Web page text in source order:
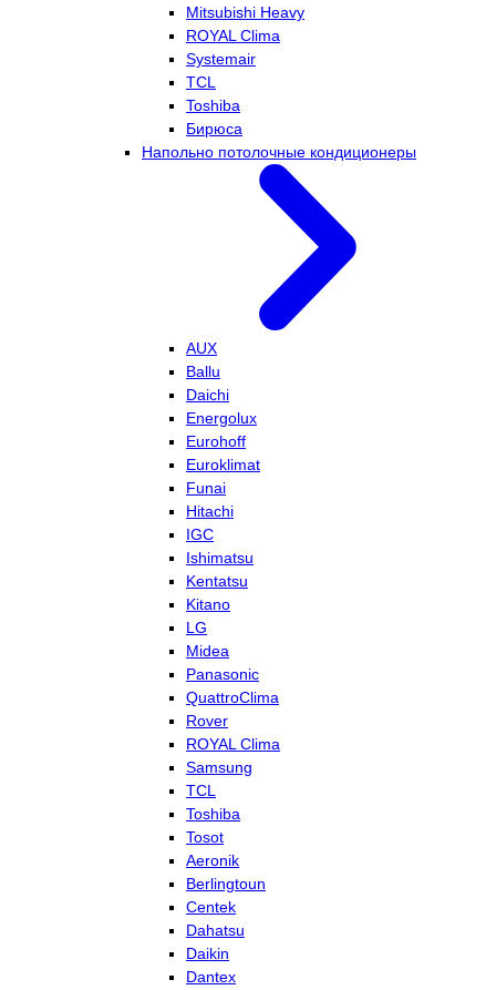
Mitsubishi Heavy
ROYAL Clima
Systemair
TCL
Toshiba
Бирюса
Напольно потолочные кондиционеры
AUX
Ballu
Daichi
Energolux
Eurohoff
Euroklimat
Funai
Hitachi
IGC
Ishimatsu
Kentatsu
Kitano
LG
Midea
Panasonic
QuattroClima
Rover
ROYAL Clima
Samsung
TCL
Toshiba
Tosot
Aeronik
Berlingtoun
Centek
Dahatsu
Daikin
Dantex